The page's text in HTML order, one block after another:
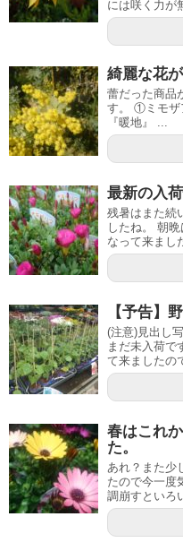
には咲く力が
綺麗な花
蕾だった商品
す。 ①ミモ
『暖地』 ...
最新の入
残暑はまた続
したね。 朝
なって来まし
【予告】
(注意)見出し
まだ未入荷で
て来ましたの
春はこれ
た。
あれ？また少
たので今一度
調崩すといろ